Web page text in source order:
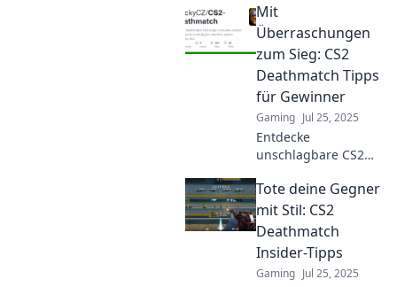
Scharfschützen!
Verständliche Tipps
und Tricks, um
blitzschnell zum
Meister zu werden!
Mit
Überraschungen
zum Sieg: CS2
Deathmatch Tipps
für Gewinner
Gaming Jul 25, 2025
Entdecke
unschlagbare CS2
Mit Überraschungen
zum Sieg – werde
zum Gewinner und
Gegner im Spiel!
Tote deine Gegner
mit Stil: CS2
Deathmatch
Insider-Tipps
Gaming Jul 25, 2025